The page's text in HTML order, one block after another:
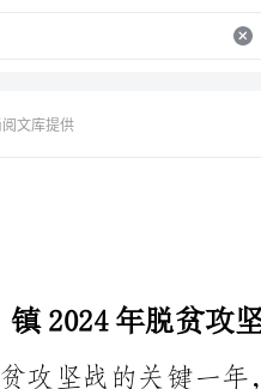
文库提供